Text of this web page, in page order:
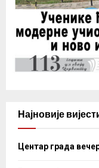
Најновије
Центар града